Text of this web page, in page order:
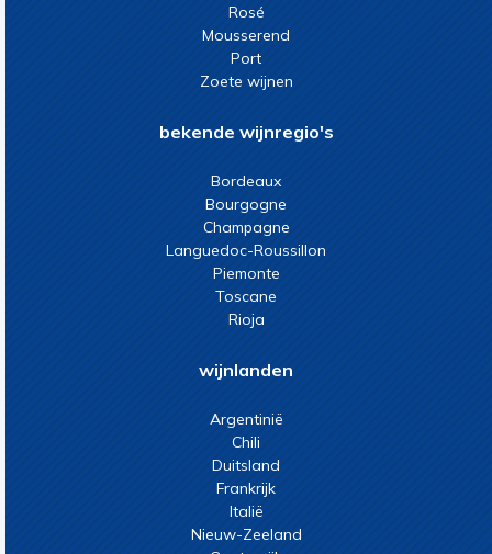
Rosé
Mousserend
Port
Zoete wijnen
bekende wijnregio's
Bordeaux
Bourgogne
Champagne
Languedoc-Roussillon
Piemonte
Toscane
Rioja
wijnlanden
Argentinië
Chili
Duitsland
Frankrijk
Italië
Nieuw-Zeeland